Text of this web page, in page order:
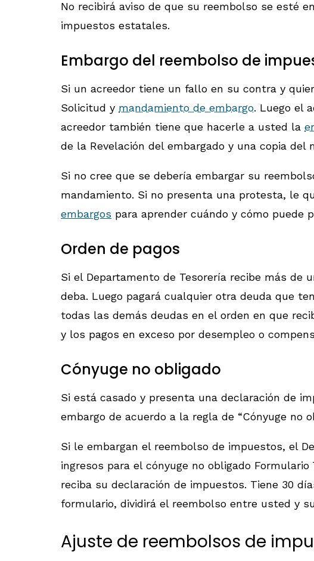
No recibirá aviso de que su reembolso se esté
impuestos estatales.
Embargo del reembolso de
Si un acreedor tiene un fallo en su contra y
Solicitud y mandamiento de embargo. Luego el
acreedor también tiene que hacerle a usted la
de la Revelación del embargado y una copia
Si no cree que se debería embargar su
mandamiento. Si no presenta una protesta, le
embargos para aprender cuándo y cómo puede
Orden de pagos
Si el Departamento de Tesorería recibe más de
deba. Luego pagará cualquier otra deuda que
todas las demás deudas en el orden en que
y los pagos en exceso por desempleo o
Cónyuge no obligado
Si está casado y presenta una declaración de
embargo de acuerdo a la regla de “Cónyuge no
Si le embargan el reembolso de impuestos, el
ingresos para el cónyuge no obligado Formulario
reciba su declaración de impuestos. Tiene 30
formulario, dividirá el reembolso entre usted y
Ajuste de reembolsos de